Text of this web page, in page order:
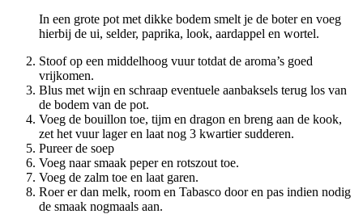
In een grote pot met dikke bodem smelt je de boter en voeg
hierbij de ui, selder, paprika, look, aardappel en wortel.
Stoof op een middelhoog vuur totdat de aroma’s goed
vrijkomen.
Blus met wijn en schraap eventuele aanbaksels terug los van
de bodem van de pot.
Voeg de bouillon toe, tijm en dragon en breng aan de kook,
zet het vuur lager en laat nog 3 kwartier sudderen.
Pureer de soep
Voeg naar smaak peper en rotszout toe.
Voeg de zalm toe en laat garen.
Roer er dan melk, room en Tabasco door en pas indien nodig
de smaak nogmaals aan.